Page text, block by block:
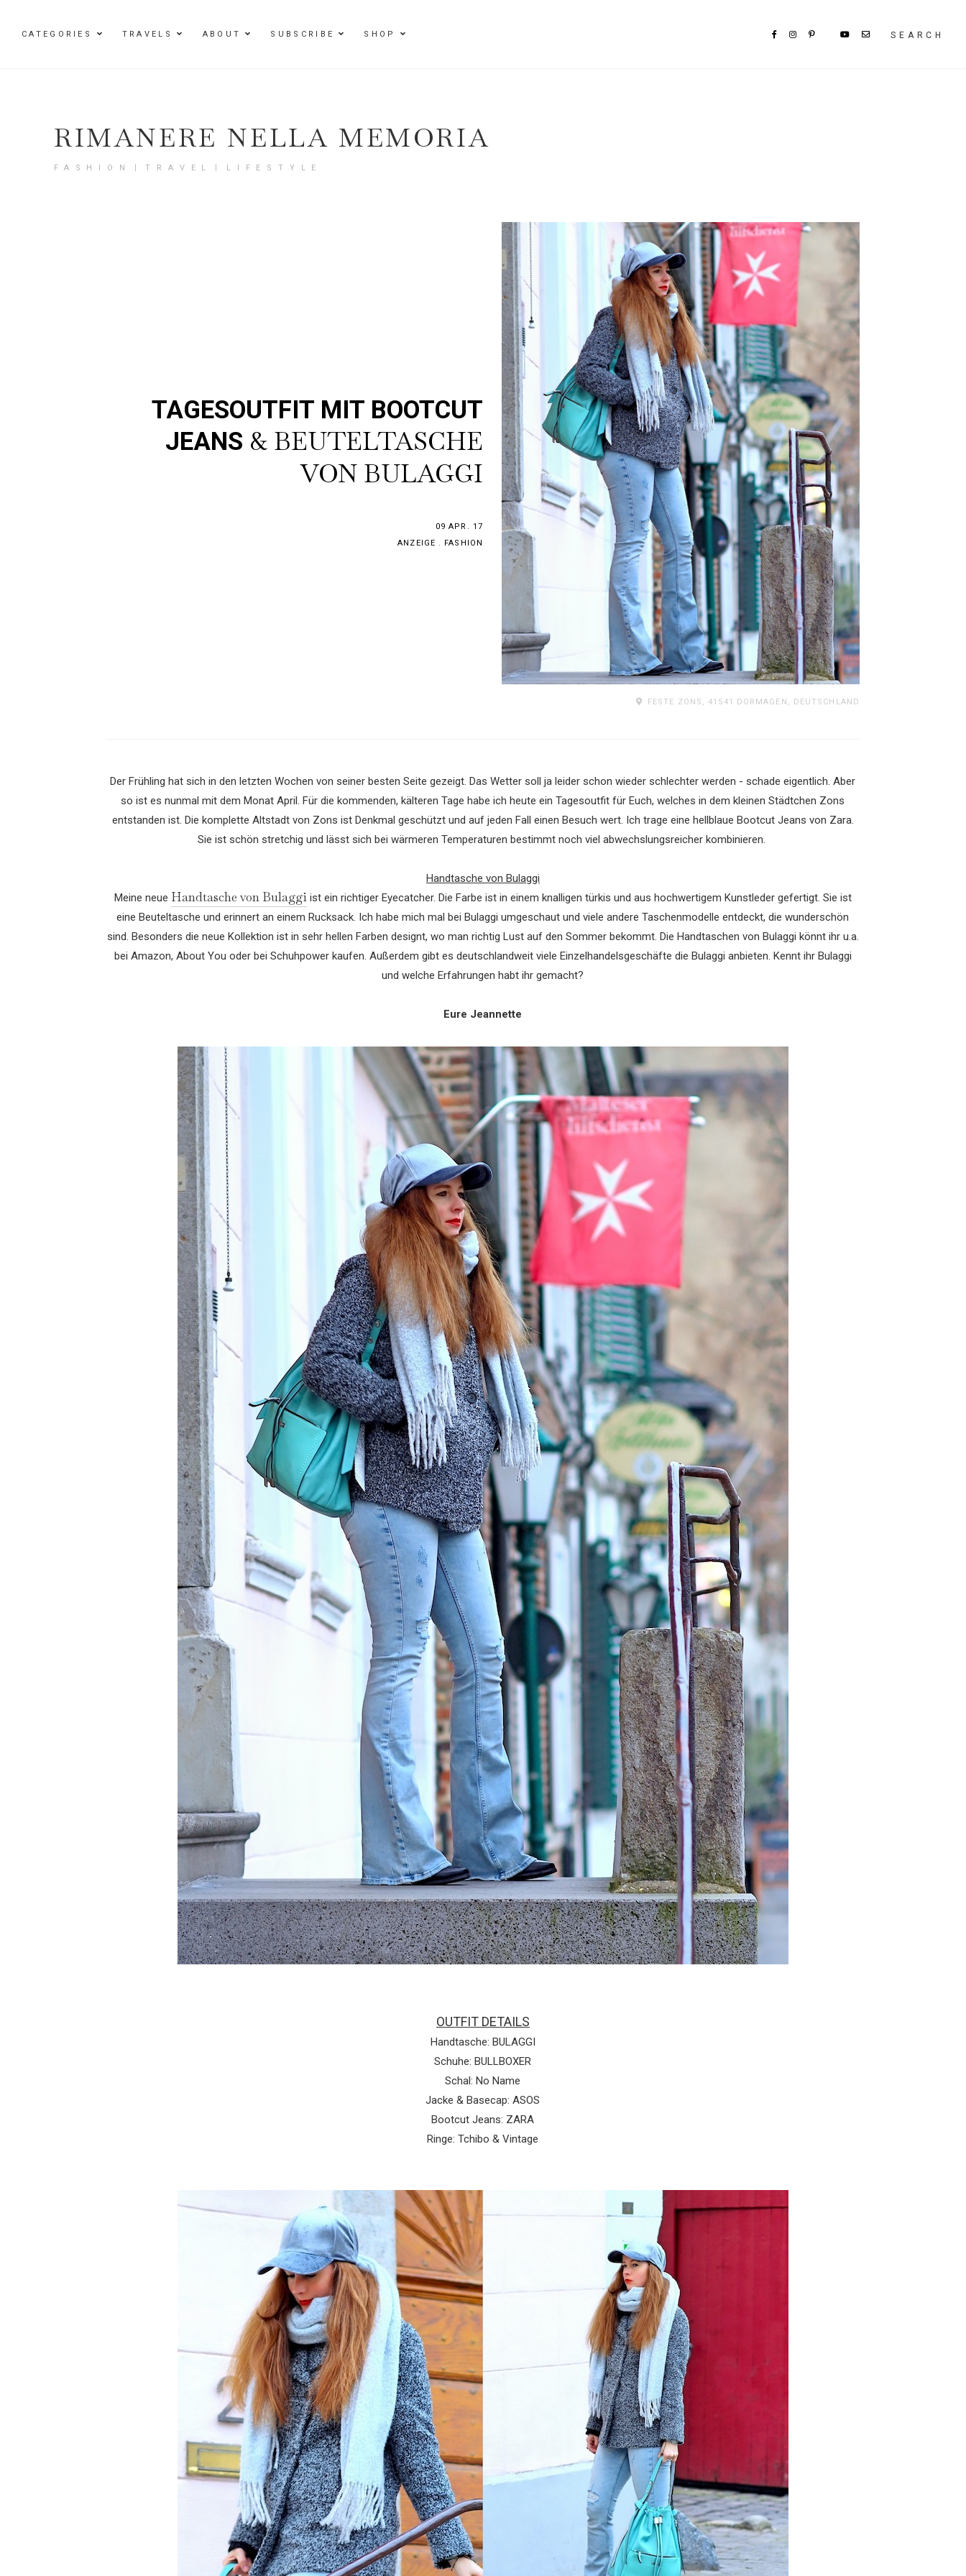
CATEGORIES TRAVELS ABOUT SUBSCRIBE SHOP SEARCH
RIMANERE NELLA MEMORIA
FASHION〡TRAVEL〡LIFESTYLE
TAGESOUTFIT MIT BOOTCUT
JEANS & BEUTELTASCHE
VON BULAGGI
09 APR. 17
ANZEIGE . FASHION
FESTE ZONS, 41541 DORMAGEN, DEUTSCHLAND
Der Frühling hat sich in den letzten Wochen von seiner besten Seite gezeigt. Das Wetter soll ja leider schon wieder schlechter werden - schade eigentlich. Aber
so ist es nunmal mit dem Monat April. Für die kommenden, kälteren Tage habe ich heute ein Tagesoutfit für Euch, welches in dem kleinen Städtchen Zons
entstanden ist. Die komplette Altstadt von Zons ist Denkmal geschützt und auf jeden Fall einen Besuch wert. Ich trage eine hellblaue Bootcut Jeans von Zara.
Sie ist schön stretchig und lässt sich bei wärmeren Temperaturen bestimmt noch viel abwechslungsreicher kombinieren.
Handtasche von Bulaggi
Meine neue Handtasche von Bulaggiist ein richtiger Eyecatcher. Die Farbe ist in einem knalligen türkis und aus hochwertigem Kunstleder gefertigt. Sie ist
eine Beuteltasche und erinnert an einem Rucksack. Ich habe mich mal bei Bulaggi umgeschaut und viele andere Taschenmodelle entdeckt, die wunderschön
sind. Besonders die neue Kollektion ist in sehr hellen Farben designt, wo man richtig Lust auf den Sommer bekommt. Die Handtaschen von Bulaggi könnt ihr u.a.
bei Amazon, About You oder bei Schuhpower kaufen. Außerdem gibt es deutschlandweit viele Einzelhandelsgeschäfte die Bulaggi anbieten. Kennt ihr Bulaggi
und welche Erfahrungen habt ihr gemacht?
Eure Jeannette
OUTFIT DETAILS
Handtasche: BULAGGI
Schuhe: BULLBOXER
Schal: No Name
Jacke & Basecap: ASOS
Bootcut Jeans: ZARA
Ringe: Tchibo & Vintage